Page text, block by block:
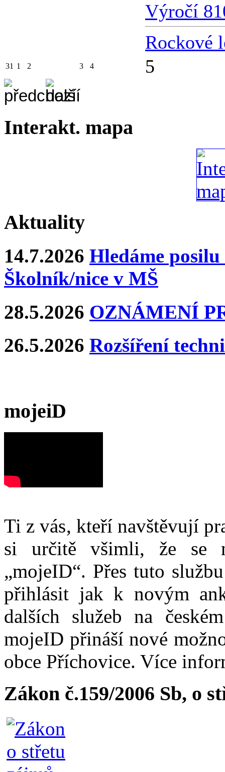
Výročí
Rockové
31 1 2 3 4 5
Interakt. mapa
Aktuality
14.7.2026 Hledáme
Školník/nice v MŠ
28.5.2026 OZNÁMENÍ
26.5.2026 Rozšíření
mojeiD
Ti z vás, kteří navštěvují
si určitě všimli, že se
„mojeID“. Přes tuto
přihlásit jak k novým
dalších služeb na
mojeID přináší nové
obce Příchovice. Více
Zákon č.159/2006 Sb, o